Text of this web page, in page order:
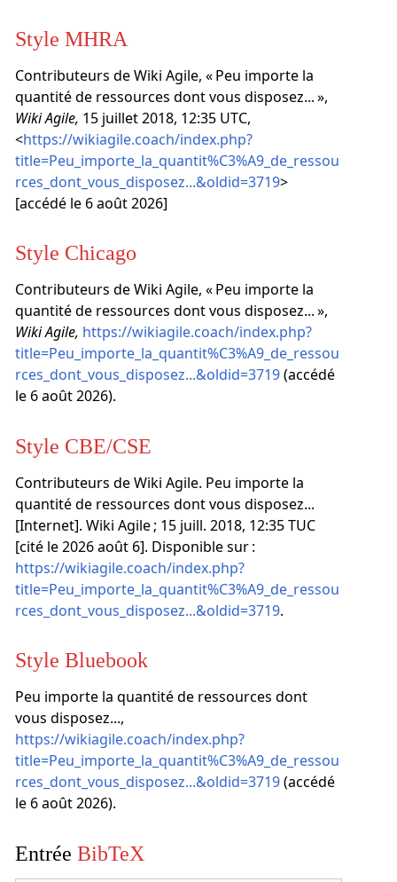
Style MHRA
Contributeurs de Wiki Agile, « Peu importe la
quantité de ressources dont vous disposez... »,
Wiki Agile, 15 juillet 2018, 12:35 UTC,
<https://wikiagile.coach/index.php?
title=Peu_importe_la_quantit%C3%A9_de_ressou
rces_dont_vous_disposez...&oldid=3719>
[accédé le 6 août 2026]
Style Chicago
Contributeurs de Wiki Agile, « Peu importe la
quantité de ressources dont vous disposez... »,
Wiki Agile, https://wikiagile.coach/index.php?
title=Peu_importe_la_quantit%C3%A9_de_ressou
rces_dont_vous_disposez...&oldid=3719(accédé
le 6 août 2026).
Style CBE/CSE
Contributeurs de Wiki Agile. Peu importe la
quantité de ressources dont vous disposez...
[Internet]. Wiki Agile ; 15 juill. 2018, 12:35 TUC
[cité le 2026 août 6]. Disponible sur :
https://wikiagile.coach/index.php?
title=Peu_importe_la_quantit%C3%A9_de_ressou
rces_dont_vous_disposez...&oldid=3719.
Style Bluebook
Peu importe la quantité de ressources dont
vous disposez...,
https://wikiagile.coach/index.php?
title=Peu_importe_la_quantit%C3%A9_de_ressou
rces_dont_vous_disposez...&oldid=3719(accédé
le 6 août 2026).
Entrée BibTeX